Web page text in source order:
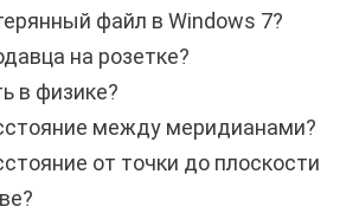
файл в Windows 7?
на розетке?
в физике?
между меридианами?
от точки до плоскости